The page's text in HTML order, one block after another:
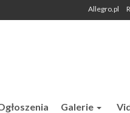
Allegro.pl
Galerie